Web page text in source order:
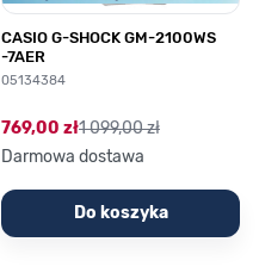
CASIO G-SHOCK GM-2100WS
-7AER
05134384
769,00 zł1 099,00 zł
Darmowa dostawa
Do koszyka